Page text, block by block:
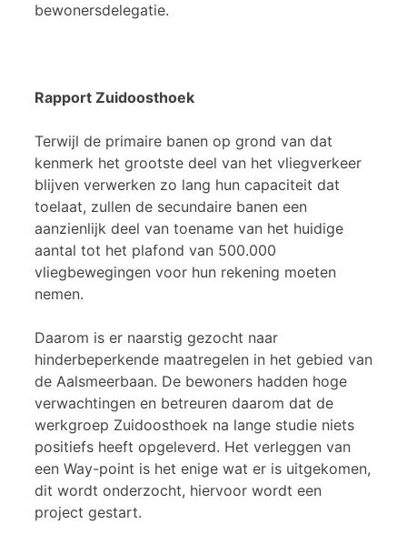
bewonersdelegatie.
Rapport Zuidoosthoek
Terwijl de primaire banen op grond van dat
kenmerk het grootste deel van het vliegverkeer
blijven verwerken zo lang hun capaciteit dat
toelaat, zullen de secundaire banen een
aanzienlijk deel van toename van het huidige
aantal tot het plafond van 500.000
vliegbewegingen voor hun rekening moeten
nemen.
Daarom is er naarstig gezocht naar
hinderbeperkende maatregelen in het gebied van
de Aalsmeerbaan. De bewoners hadden hoge
verwachtingen en betreuren daarom dat de
werkgroep Zuidoosthoek na lange studie niets
positiefs heeft opgeleverd. Het verleggen van
een Way-point is het enige wat er is uitgekomen,
dit wordt onderzocht, hiervoor wordt een
project gestart.